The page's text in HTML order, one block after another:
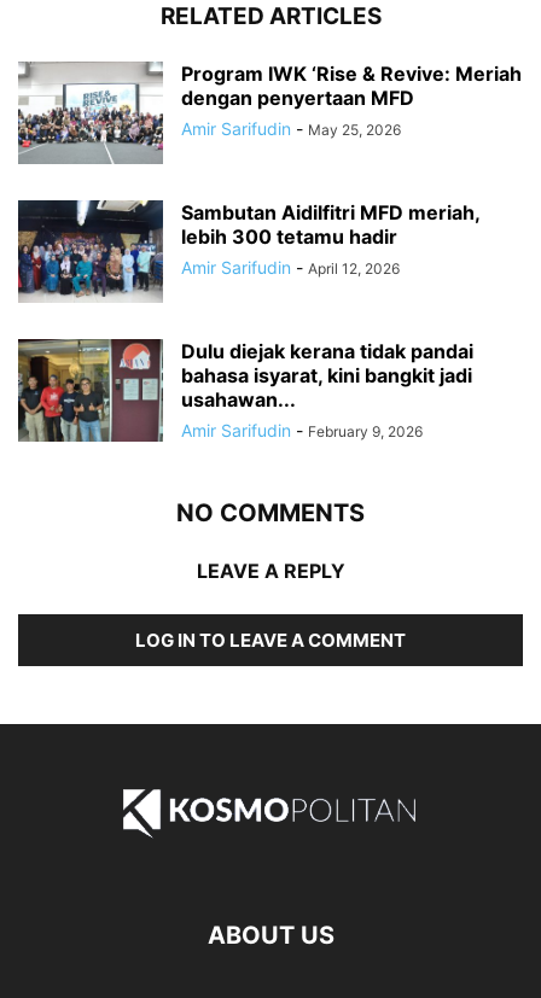
RELATED ARTICLES
Program IWK ‘Rise & Revive: Meriah
dengan penyertaan MFD
Amir Sarifudin - May 25, 2026
Sambutan Aidilfitri MFD meriah,
lebih 300 tetamu hadir
Amir Sarifudin - April 12, 2026
Dulu diejak kerana tidak pandai
bahasa isyarat, kini bangkit jadi
usahawan...
Amir Sarifudin - February 9, 2026
NO COMMENTS
LEAVE A REPLY
LOG IN TO LEAVE A COMMENT
ABOUT US